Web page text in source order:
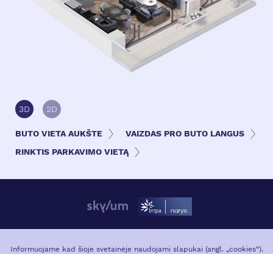
3D 2D
BUTO VIETA AUKŠTE
VAIZDAS PRO BUTO LANGUS
RINKTIS PARKAVIMO VIETĄ
VIETA MIESTE
Informuojame kad šioje svetainėje naudojami slapukai (angl. „cookies“).